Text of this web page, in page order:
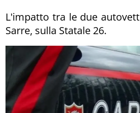
L'impatto tra le due
Sarre, sulla Statale 26.